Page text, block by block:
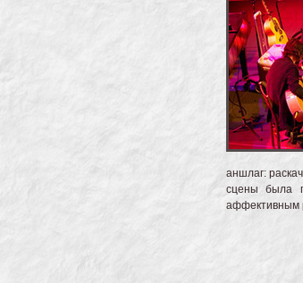
аншлаг:
сцены была
аффективным